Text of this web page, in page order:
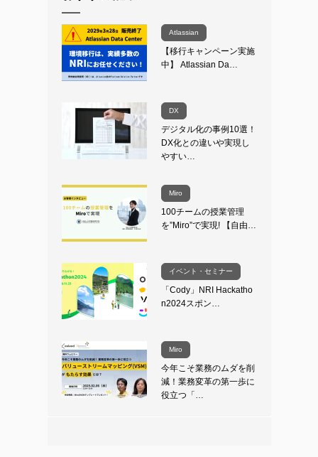
Atlassian
【移行キャンペーン実施
中】 Atlassian Da…
DX
デジタル化の事例10選！
DX化との違いや実現し
やすい…
Miro
100チームの授業管理
を”Miro”で実現! 【自由…
イベント・セミナー
「Cody」NRI Hackatho
n2024スポン…
Miro
今年こそ業務のムダを削
減！業務変革の第一歩に
役立つ「…